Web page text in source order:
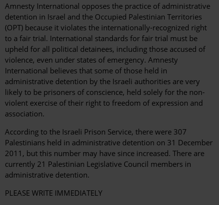
Amnesty International opposes the practice of administrative
detention in Israel and the Occupied Palestinian Territories
(OPT) because it violates the internationally-recognized right
to a fair trial. International standards for fair trial must be
upheld for all political detainees, including those accused of
violence, even under states of emergency. Amnesty
International believes that some of those held in
administrative detention by the Israeli authorities are very
likely to be prisoners of conscience, held solely for the non-
violent exercise of their right to freedom of expression and
association.
According to the Israeli Prison Service, there were 307
Palestinians held in administrative detention on 31 December
2011, but this number may have since increased. There are
currently 21 Palestinian Legislative Council members in
administrative detention.
PLEASE WRITE IMMEDIATELY